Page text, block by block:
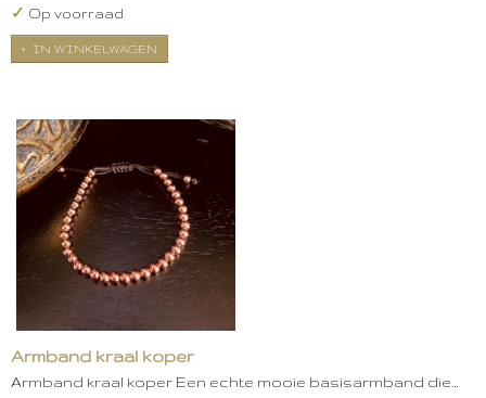
✓ Op voorraad
IN WINKELWAGEN
Armband kraal koper
Armband kraal koper Een echte mooie basisarmband die…